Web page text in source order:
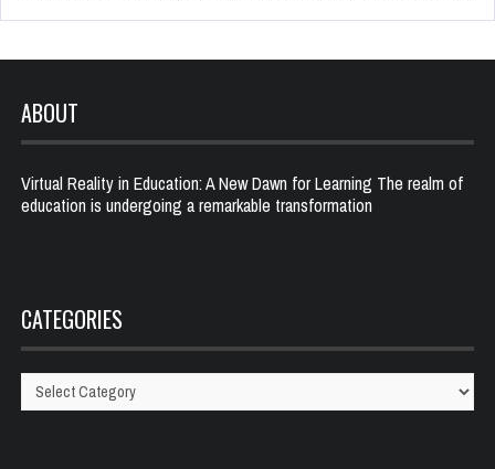
ABOUT
Virtual Reality in Education: A New Dawn for Learning The realm of
education is undergoing a remarkable transformation
CATEGORIES
Categories